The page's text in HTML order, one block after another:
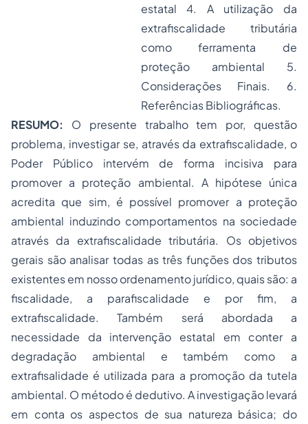
estatal 4. A utilização da
extrafiscalidade tributária
como ferramenta de
proteção ambiental 5.
Considerações Finais. 6.
Referências Bibliográficas.
RESUMO: O presente trabalho tem por, questão
problema, investigar se, através da extrafiscalidade, o
Poder Público intervém de forma incisiva para
promover a proteção ambiental. A hipótese única
acredita que sim, é possível promover a proteção
ambiental induzindo comportamentos na sociedade
através da extrafiscalidade tributária. Os objetivos
gerais são analisar todas as três funções dos tributos
existentes em nosso ordenamento jurídico, quais são: a
fiscalidade, a parafiscalidade e por fim, a
extrafiscalidade. Também será abordada a
necessidade da intervenção estatal em conter a
degradação ambiental e também como a
extrafisalidade é utilizada para a promoção da tutela
ambiental. O método é dedutivo. A investigação levará
em conta os aspectos de sua natureza básica; do